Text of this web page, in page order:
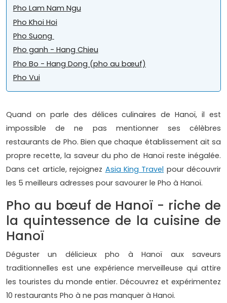
Pho Lam Nam Ngu
Pho Khoi Hoi
Pho Suong
Pho ganh - Hang Chieu
Pho Bo - Hang Dong (pho au bœuf)
Pho Vui
Quand on parle des délices culinaires de Hanoï, il est
impossible de ne pas mentionner ses célèbres
restaurants de Pho. Bien que chaque établissement ait sa
propre recette, la saveur du pho de Hanoï reste inégalée.
Dans cet article, rejoignez Asia King Travel pour découvrir
les 5 meilleurs adresses pour savourer le Pho à Hanoï.
Pho au bœuf de Hanoï - riche de
la quintessence de la cuisine de
Hanoï
Déguster un délicieux pho à Hanoï aux saveurs
traditionnelles est une expérience merveilleuse qui attire
les touristes du monde entier. Découvrez et expérimentez
10 restaurants Pho à ne pas manquer à Hanoi.